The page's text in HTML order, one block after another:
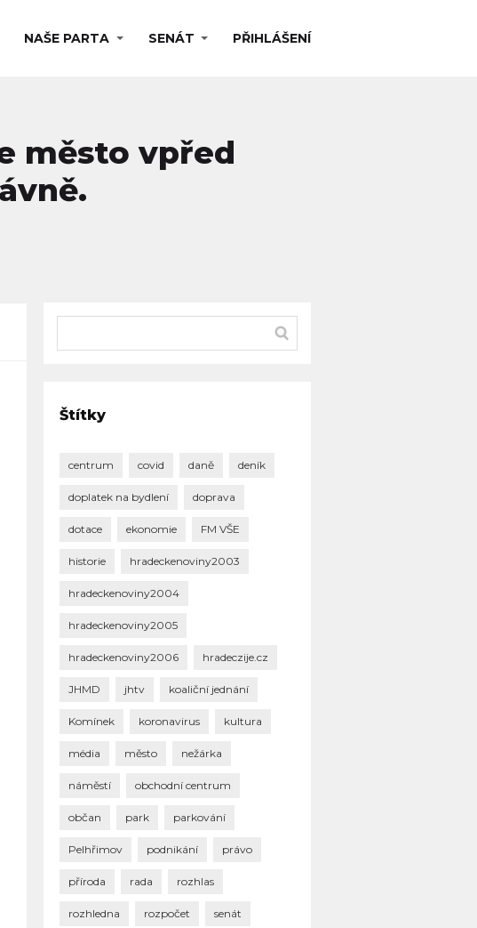
NAŠE PARTA SENÁT PŘIHLÁŠENÍ
město vpřed
Štítky
centrum covid daně deník
doplatek na bydlení doprava
dotace ekonomie FM VŠE
historie hradeckenoviny2003
hradeckenoviny2004
hradeckenoviny2005
hradeckenoviny2006 hradeczije.cz
JHMD jhtv koaliční jednání
Komínek koronavirus kultura
média město nežárka
náměstí obchodní centrum
občan park parkování
Pelhřimov podnikání právo
příroda rada rozhlas
rozhledna rozpočet senát